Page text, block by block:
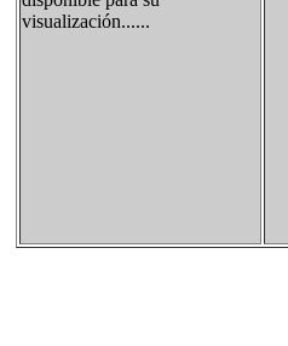
visualización......